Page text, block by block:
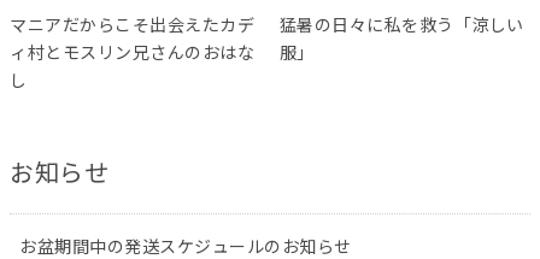
マニアだからこそ出会えたカデ
ィ村とモスリン兄さんのおはな
し
猛暑の日々に私を救う「涼しい
服」
お知らせ
お盆期間中の発送スケジュールのお知らせ